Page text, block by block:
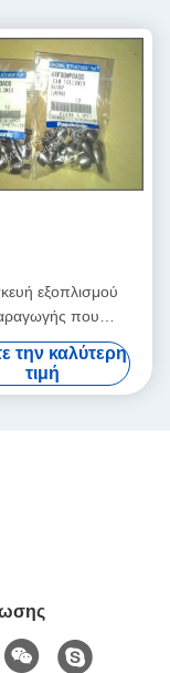
εξοπλισμού
που
σε καλή
σχεδιασμένο για
και σταθερή
την καλύτερη
τιμή